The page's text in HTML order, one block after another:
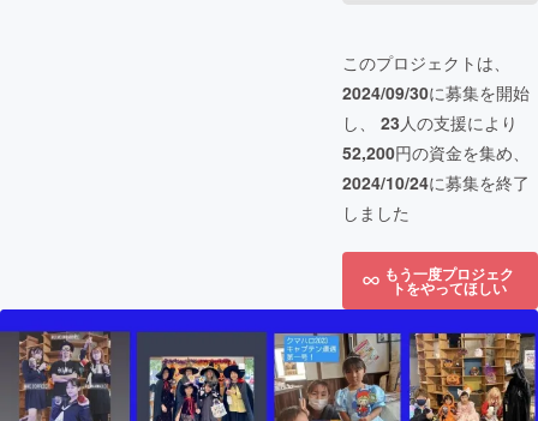
このプロジェクトは、
2024/09/30に募集を開始
し、 23人の支援により
52,200円の資金を集め、
2024/10/24に募集を終了
しました
もう一度プロジェク
トをやってほしい